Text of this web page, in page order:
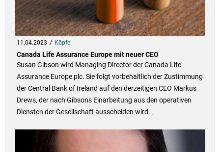
11.04.2023 Köpfe
Canada Life Assurance Europe mit neuer CEO
Susan Gibson wird Managing Director der Canada Life
Assurance Europe plc. Sie folgt vorbehaltlich der Zustimmung
der Central Bank of Ireland auf den derzeitigen CEO Markus
Drews, der nach Gibsons Einarbeitung aus den operativen
Diensten der Gesellschaft ausscheiden wird.